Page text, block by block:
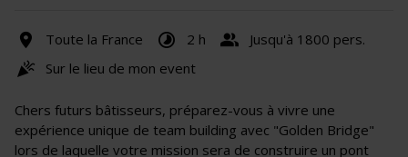
Toute la France 2 h
Jusqu'à 1800 pers.
Sur le lieu de mon event
Chers futurs bâtisseurs, préparez-vous à vivre une
expérience unique de team building avec "Golden Bridge"
lors de laquelle votre mission sera de construire un pont